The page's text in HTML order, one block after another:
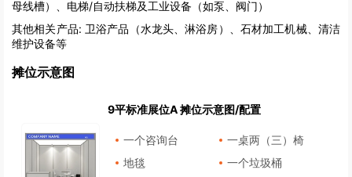
母线槽）、电梯/自动扶梯及工业设备（如泵、阀门）
其他相关产品: 卫浴产品（水龙头、淋浴房）、石材加工机械、清洁
维护设备等
摊位示意图
9平标准展位A 摊位示意图/配置
一个咨询台
一桌两（三）椅
地毯
一个垃圾桶